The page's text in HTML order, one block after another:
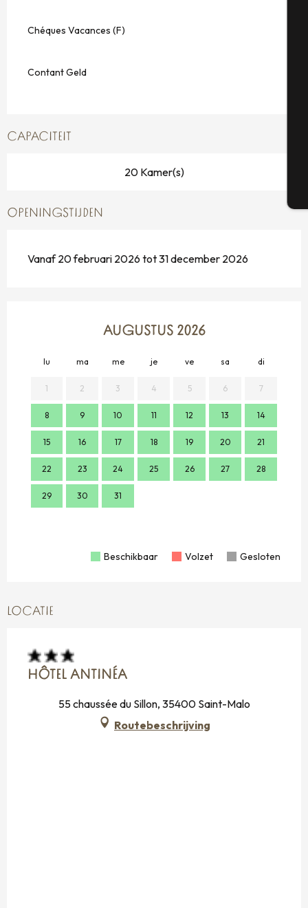
Chéques Vacances (F)
Contant Geld
CAPACITEIT
20 Kamer(s)
OPENINGSTIJDEN
Vanaf 20 februari 2026 tot 31 december 2026
AUGUSTUS 2026
lu ma me je ve sa di
1 2 3 4 5 6 7
8 9 10 11 12 13 14
15 16 17 18 19 20 21
22 23 24 25 26 27 28
29 30 31
Beschikbaar Volzet Gesloten
LOCATIE
HÔTEL ANTINÉA
55 chaussée du Sillon, 35400 Saint-Malo
Routebeschrijving